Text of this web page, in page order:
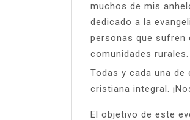
muchos de mis
dedicado a la
personas que sufren
comunidades rurales.
Todas y cada una
cristiana integral.
El objetivo de este